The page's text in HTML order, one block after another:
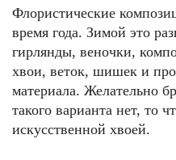
Флористические
время года. Зимой это
гирлянды, веночки,
хвои, веток, шишек и
материала. Желательно
такого варианта нет, то
искусственной хвоей.